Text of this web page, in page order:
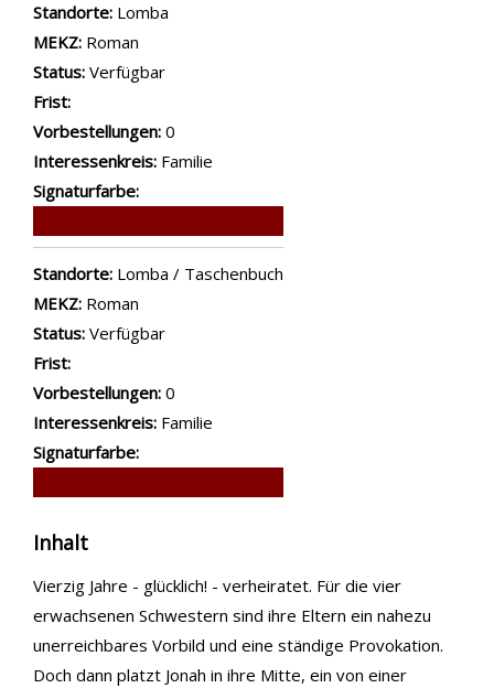
Standorte: Lomba
MEKZ: Roman
Status: Verfügbar
Frist:
Vorbestellungen: 0
Interessenkreis: Familie
Signaturfarbe:
Standorte: Lomba / Taschenbuch
MEKZ: Roman
Status: Verfügbar
Frist:
Vorbestellungen: 0
Interessenkreis: Familie
Signaturfarbe:
Inhalt
Vierzig Jahre - glücklich! - verheiratet. Für die vier
erwachsenen Schwestern sind ihre Eltern ein nahezu
unerreichbares Vorbild und eine ständige Provokation.
Doch dann platzt Jonah in ihre Mitte, ein von einer